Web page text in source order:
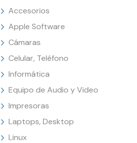
Accesorios
Apple Software
Cámaras
Celular, Teléfono
Informática
Equipo de Audio y Video
Impresoras
Laptops, Desktop
Linux